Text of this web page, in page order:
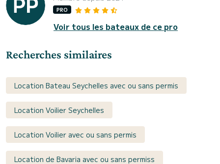
PRO
Voir tous les bateaux de ce pro
Recherches similaires
Location Bateau Seychelles avec ou sans permis
Location Voilier Seychelles
Location Voilier avec ou sans permis
Location de Bavaria avec ou sans permiss